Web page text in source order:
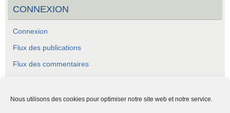
Nous utilisons des cookies pour optimiser notre site web et notre service.
CONNEXION
Connexion
Flux des publications
Flux des commentaires